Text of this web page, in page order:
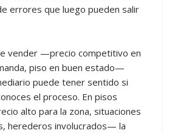
errores que luego pueden salir
vender —precio competitivo en
piso en buen estado—
puede tener sentido si
el proceso. En pisos
alto para la zona, situaciones
herederos involucrados— la